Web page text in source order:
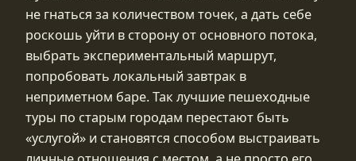
не гнаться за количеством точек, а дать себе
роскошь уйти в сторону от основного потока,
выбрать экспериментальный маршрут,
попробовать локальный завтрак в
неприметном баре. Так лучшие пешеходные
туры по старым городам перестают быть
«услугой» и становятся способом выстраивать